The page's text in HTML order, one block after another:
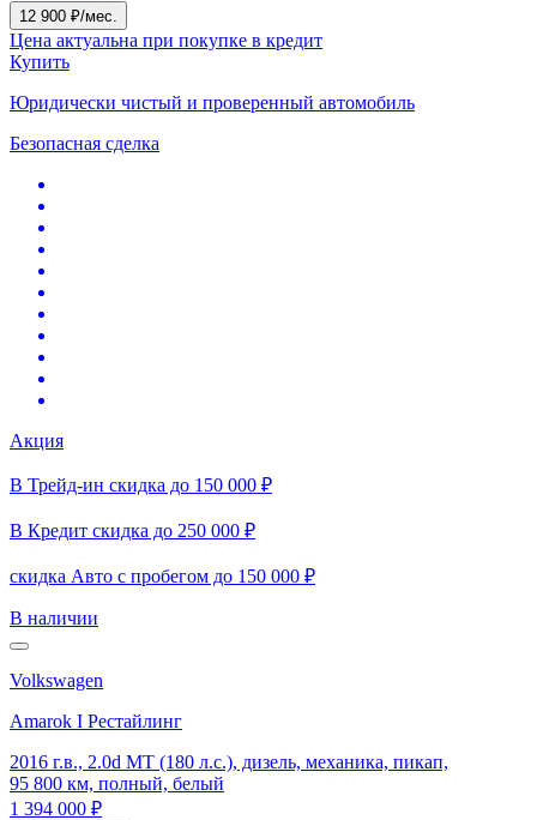
12 900 ₽/мес.
Цена актуальна при покупке в кредит
Купить
Юридически чистый и проверенный автомобиль
Безопасная сделка
Акция
В Трейд-ин скидка до 150 000 ₽
В Кредит скидка до 250 000 ₽
скидка Авто с пробегом до 150 000 ₽
В наличии
Volkswagen
Amarok I Рестайлинг
2016 г.в., 2.0d MT (180 л.с.), дизель, механика, пикап,
95 800 км, полный, белый
1 394 000 ₽